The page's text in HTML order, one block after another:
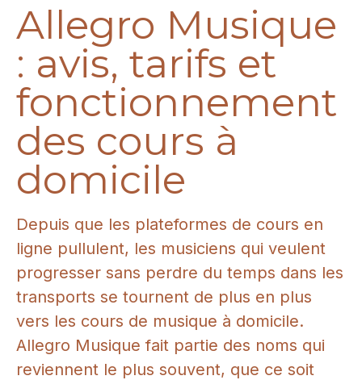
Allegro Musique
: avis, tarifs et
fonctionnement
des cours à
domicile
Depuis que les plateformes de cours en
ligne pullulent, les musiciens qui veulent
progresser sans perdre du temps dans les
transports se tournent de plus en plus
vers les cours de musique à domicile.
Allegro Musique fait partie des noms qui
reviennent le plus souvent, que ce soit